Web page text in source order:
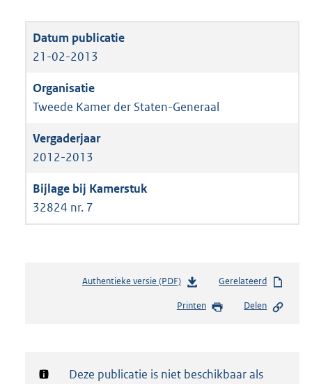
21-02-2013
Tweede Kamer der Staten-Generaal
2012-2013
32824 nr. 7
Authentieke versie (PDF)b
s
d
Gerelateerd
Printen Delen
Notificatie:
Deze publicatie is niet beschikbaar als